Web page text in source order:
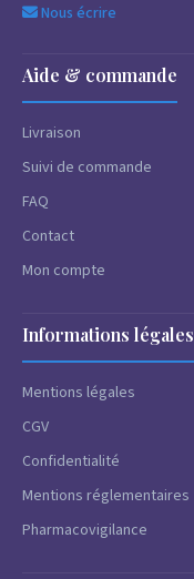
Nous écrire
Aide & commande
Livraison
Suivi de commande
FAQ
Contact
Mon compte
Informations légales
Mentions légales
CGV
Confidentialité
Mentions réglementaires
Pharmacovigilance